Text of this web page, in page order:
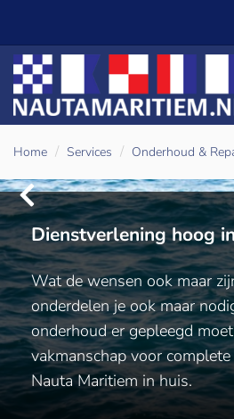
Home Services Onderhoud &
Dienstverlening hoog
Wat de wensen ook maar
onderdelen je ook maar
onderhoud er gepleegd
vakmanschap voor
Nauta Maritiem in huis.
Dienstverlening hoog
Wat de wensen ook maar
onderdelen je ook maar
onderhoud er gepleegd
vakmanschap voor
Nauta Maritiem in huis.
Dienstverlening hoog
Wat de wensen ook maar
onderdelen je ook maar
onderhoud er gepleegd
vakmanschap voor
Nauta Maritiem in huis.